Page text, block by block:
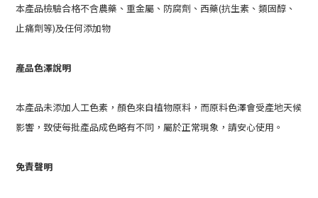
本產品檢驗合格不含農藥、重金屬、防腐劑、西藥(抗生素、類固醇、
止痛劑等)及任何添加物
產品色澤說明
本產品未添加人工色素，顏色來自植物原料，而原料色澤會受產地天候
影響，致使每批產品成色略有不同，屬於正常現象，請安心使用。
免責聲明